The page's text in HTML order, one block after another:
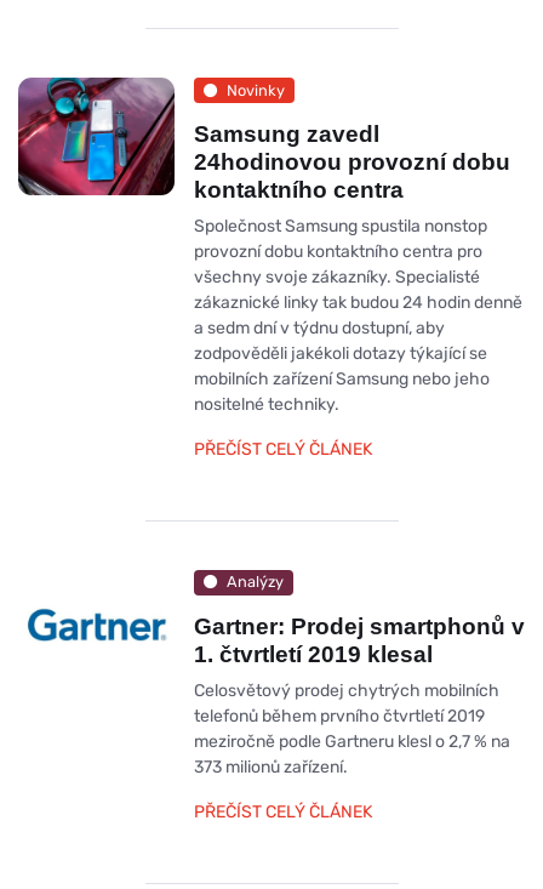
Novinky
Samsung zavedl
24hodinovou provozní dobu
kontaktního centra
Společnost Samsung spustila nonstop
provozní dobu kontaktního centra pro
všechny svoje zákazníky. Specialisté
zákaznické linky tak budou 24 hodin denně
a sedm dní v týdnu dostupní, aby
zodpověděli jakékoli dotazy týkající se
mobilních zařízení Samsung nebo jeho
nositelné techniky.
PŘEČÍST CELÝ ČLÁNEK
Analýzy
Gartner: Prodej smartphonů v
1. čtvrtletí 2019 klesal
Celosvětový prodej chytrých mobilních
telefonů během prvního čtvrtletí 2019
meziročně podle Gartneru klesl o 2,7 % na
373 milionů zařízení.
PŘEČÍST CELÝ ČLÁNEK